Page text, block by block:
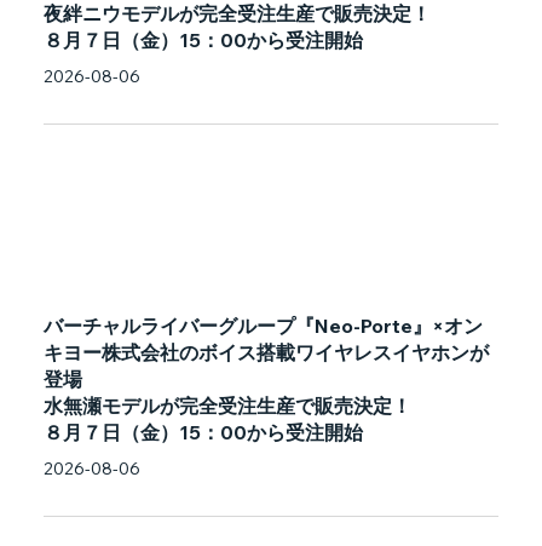
夜絆ニウモデルが完全受注生産で販売決定！
８月７日（金）15：00から受注開始
2026-08-06
バーチャルライバーグループ『Neo-Porte』×オン
キヨー株式会社のボイス搭載ワイヤレスイヤホンが
登場
水無瀬モデルが完全受注生産で販売決定！
８月７日（金）15：00から受注開始
2026-08-06